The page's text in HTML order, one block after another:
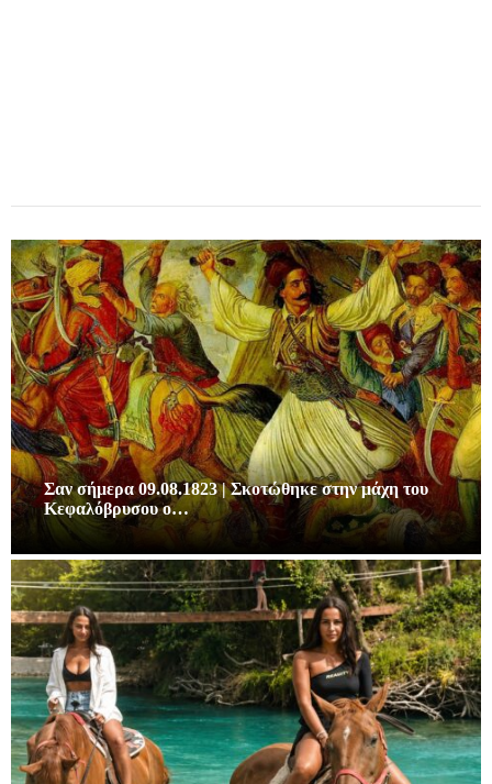
Σαν σήμερα 09.08.1823 | Σκοτώθηκε στην μάχη του
Κεφαλόβρυσου ο…